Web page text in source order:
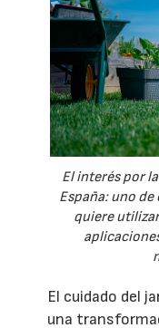
El interés por
España: uno
quiere
El cuidado del
una